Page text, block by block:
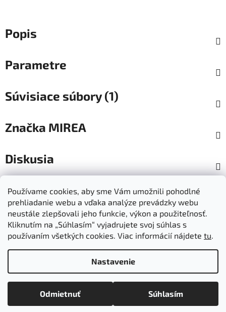
Používame cookies, aby sme Vám umožnili pohodlné
prehliadanie webu a vďaka analýze prevádzky webu
neustále zlepšovali jeho funkcie, výkon a použiteľnosť.
Kliknutím na „Súhlasím“ vyjadrujete svoj súhlas s
používaním všetkých cookies. Viac informácií nájdete tu.
Nastavenie
Odmietnuť Súhlasím
Popis
Parametre
Súvisiace súbory (1)
Značka MIREA
Diskusia
Dokumenty na stiahnutie Moja objednávka
Obchodné podmienky Ochrana osobných údajov
Kontakty Informácie o cookies
Ošetrovanie a údržba výrobkov Ako nakupovať
Vytvoril Shoptet
Copyright 2026Mirea . Všetky práva vyhradené.
nastavenie cookies